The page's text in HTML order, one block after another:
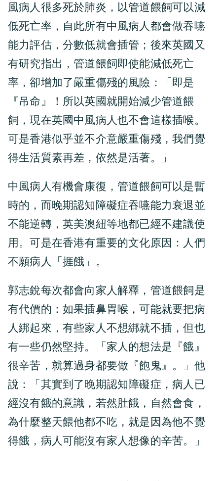
風病人很多死於肺炎，以管道餵飼可以減
低死亡率，自此所有中風病人都會做吞嚥
能力評估，分數低就會插管；後來英國又
有研究指出，管道餵飼即使能減低死亡
率，卻增加了嚴重傷殘的風險：「即是
『吊命』！所以英國就開始減少管道餵
飼，現在英國中風病人也不會這樣插喉。
可是香港似乎並不介意嚴重傷殘，我們覺
得生活質素再差，依然是活著。」
中風病人有機會康復，管道餵飼可以是暫
時的，而晚期認知障礙症吞嚥能力衰退並
不能逆轉，英美澳紐等地都已經不建議使
用。可是在香港有重要的文化原因：人們
不願病人「捱餓」。
郭志銳每次都會向家人解釋，管道餵飼是
有代價的：如果插鼻胃喉，可能就要把病
人綁起來，有些家人不想綁就不插，但也
有一些仍然堅持。「家人的想法是『餓』
很辛苦，就算過身都要做『飽鬼』。」他
說：「其實到了晚期認知障礙症，病人已
經沒有餓的意識，若然肚餓，自然會食，
為什麼整天餵他都不吃，就是因為他不覺
得餓，病人可能沒有家人想像的辛苦。」